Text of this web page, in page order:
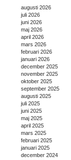
augusti 2026
juli 2026
juni 2026
maj 2026
april 2026
mars 2026
februari 2026
januari 2026
december 2025
november 2025
oktober 2025
september 2025
augusti 2025
juli 2025
juni 2025
maj 2025
april 2025
mars 2025
februari 2025
januari 2025
december 2024